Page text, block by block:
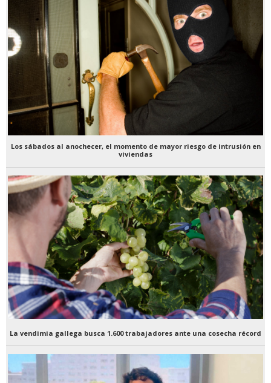
Los sábados al anochecer, el momento de mayor riesgo de intrusión en
viviendas
La vendimia gallega busca 1.600 trabajadores ante una cosecha récord